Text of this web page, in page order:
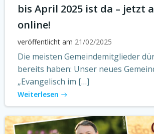
bis April 2025 ist da – jetzt
online!
veröffentlicht am 21/02/2025
Die meisten Gemeindemitglieder
bereits haben: Unser neues
„Evangelisch im […]
Weiterlesen